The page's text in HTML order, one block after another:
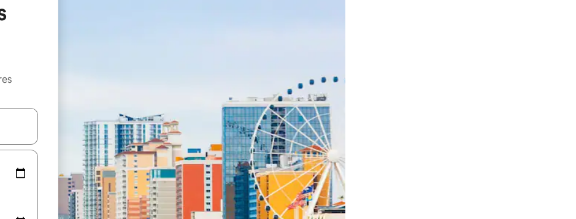
vers le haut et vers le bas pour les parcourir ou en appuyant et en faisant glisser.